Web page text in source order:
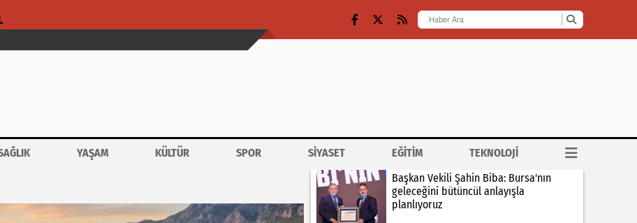
YAŞAM KÜLTÜR SPOR SİYASET EĞİTİM TEKNOLOJİ
Başkan Vekili Şahin Biba: Bursa'nın
geleceğini bütüncül anlayışla
planlıyoruz